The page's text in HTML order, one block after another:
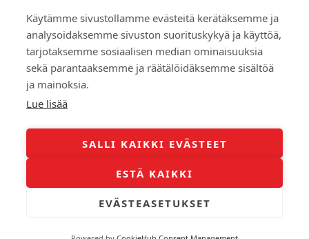
Käytämme sivustollamme evästeitä kerätäksemme ja
analysoidaksemme sivuston suorituskykyä ja käyttöä,
tarjotaksemme sosiaalisen median ominaisuuksia
sekä parantaaksemme ja räätälöidäksemme sisältöä
ja mainoksia.
Lue lisää
SALLI KAIKKI EVÄSTEET
ESTÄ KAIKKI
EVÄSTEASETUKSET
Tarina
Yhteydenotto
Asuntoarvio ilmaiseksi
Myyntikohteet